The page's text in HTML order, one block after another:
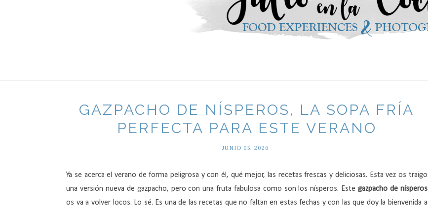
GAZPACHO DE NÍSPEROS, LA SOPA FRÍA
PERFECTA PARA ESTE VERANO
JUNIO 05, 2026
Ya se acerca el verano de forma peligrosa y con él, qué mejor, las recetas frescas y deliciosas. Esta vez os traigo
una versión nueva de gazpacho, pero con una fruta fabulosa como son los nísperos. Este gazpacho de nísperos
os va a volver locos. Lo sé. Es una de las recetas que no faltan en estas fechas y con las que doy la bienvenida a